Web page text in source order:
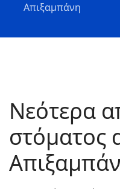
Απιξαμπάνη
Νεότερα
στόματος